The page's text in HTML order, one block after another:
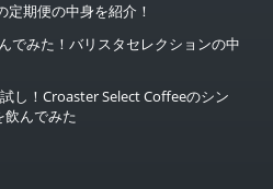
期便の中身を紹介！
でみた！バリスタセレクションの中
し！Croaster Select Coffeeのシン
飲んでみた